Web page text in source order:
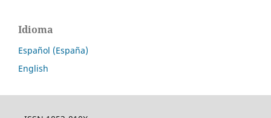
Idioma
Español (España)
English